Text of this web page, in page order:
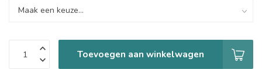
Toevoegen aan winkelwagen